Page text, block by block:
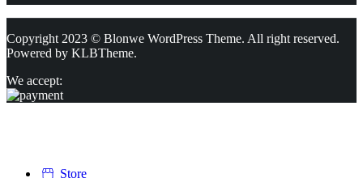
Copyright 2023 © Blonwe WordPress Theme. All right reserved.
Powered by KLBTheme.
We accept:
Store